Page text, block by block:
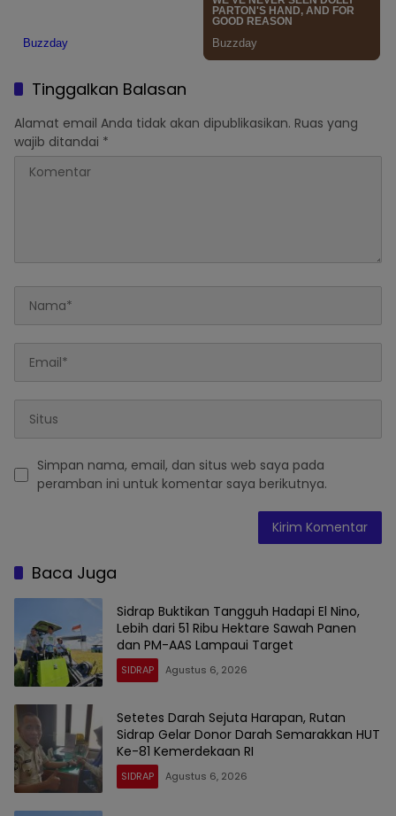
Tinggalkan Balasan
Alamat email Anda tidak akan dipublikasikan. Ruas yang
wajib ditandai *
Simpan nama, email, dan situs web saya pada
peramban ini untuk komentar saya berikutnya.
Baca Juga
Sidrap Buktikan Tangguh Hadapi El Nino,
Lebih dari 51 Ribu Hektare Sawah Panen
dan PM-AAS Lampaui Target
SIDRAP Agustus 6, 2026
Setetes Darah Sejuta Harapan, Rutan
Sidrap Gelar Donor Darah Semarakkan HUT
Ke-81 Kemerdekaan RI
SIDRAP Agustus 6, 2026